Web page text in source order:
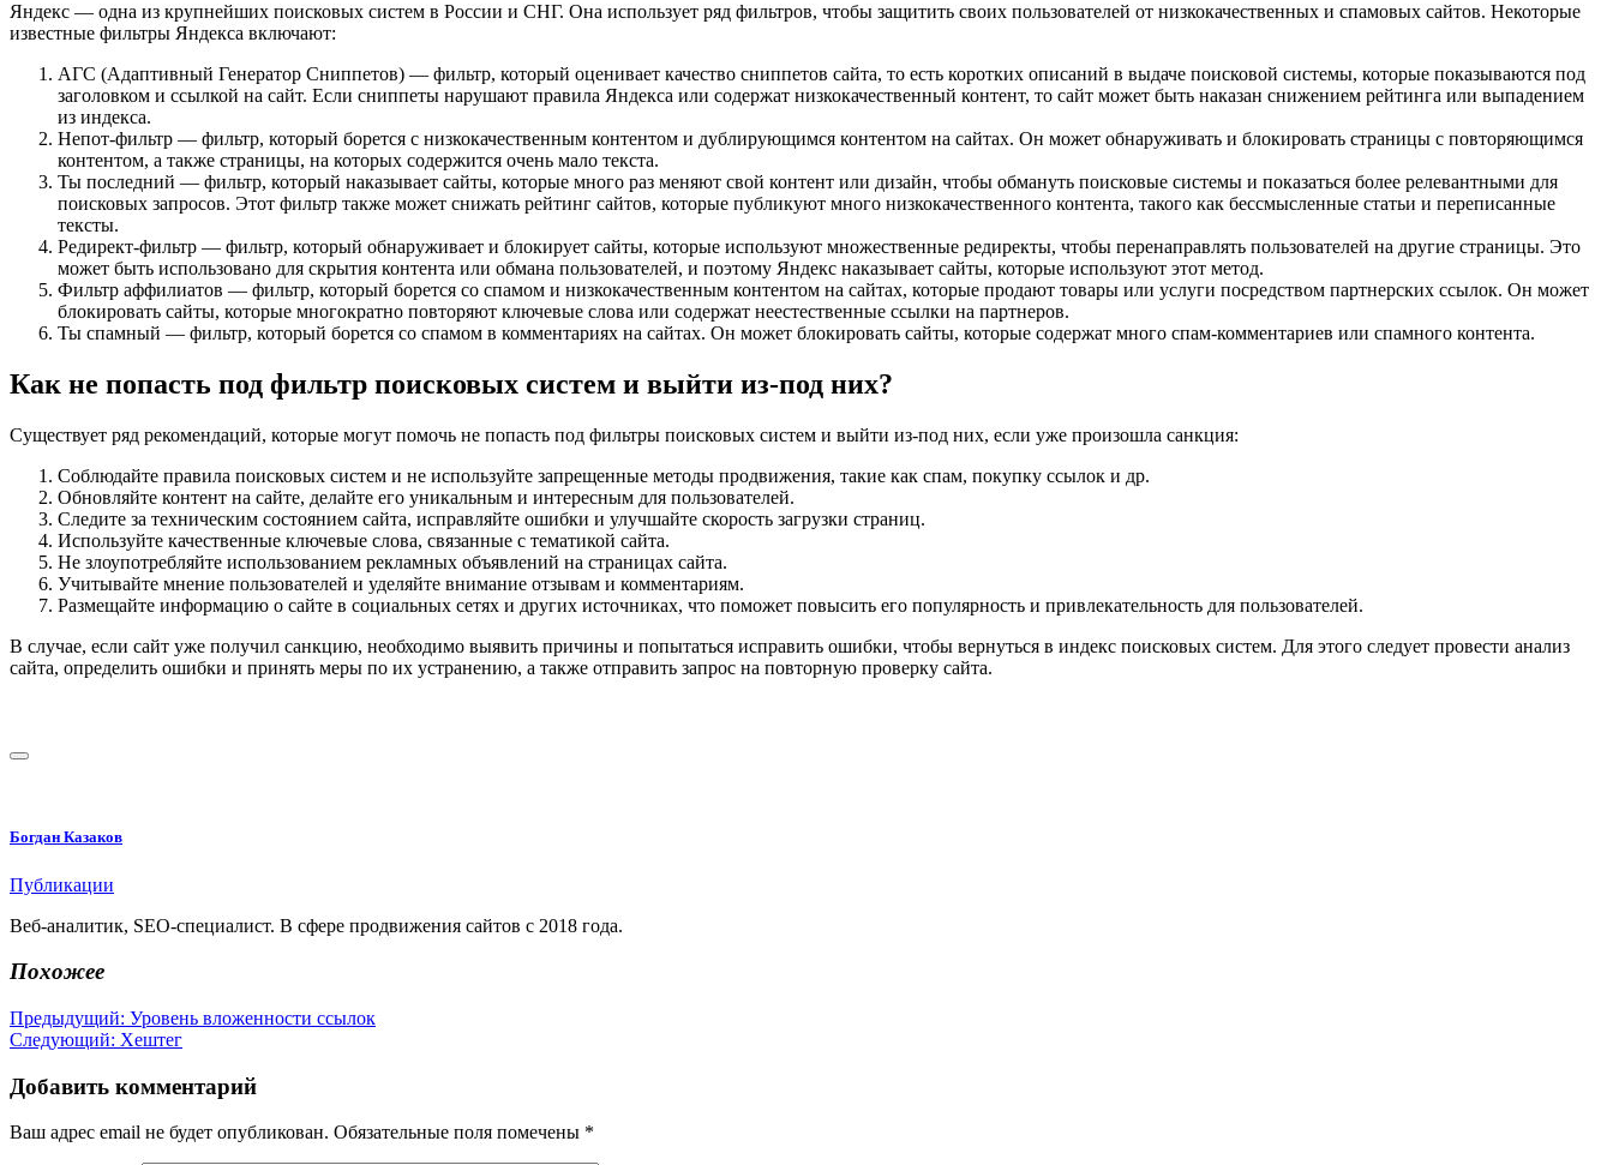
Яндекс — одна из крупнейших поисковых систем в России и СНГ. Она использует ряд фильтров, чтобы защитить своих пользователей от низкокачественных и спамовых сайтов. Некоторые
известные фильтры Яндекса включают:
АГС (Адаптивный Генератор Сниппетов) — фильтр, который оценивает качество сниппетов сайта, то есть коротких описаний в выдаче поисковой системы, которые показываются под
заголовком и ссылкой на сайт. Если сниппеты нарушают правила Яндекса или содержат низкокачественный контент, то сайт может быть наказан снижением рейтинга или выпадением
из индекса.
Непот-фильтр — фильтр, который борется с низкокачественным контентом и дублирующимся контентом на сайтах. Он может обнаруживать и блокировать страницы с повторяющимся
контентом, а также страницы, на которых содержится очень мало текста.
Ты последний — фильтр, который наказывает сайты, которые много раз меняют свой контент или дизайн, чтобы обмануть поисковые системы и показаться более релевантными для
поисковых запросов. Этот фильтр также может снижать рейтинг сайтов, которые публикуют много низкокачественного контента, такого как бессмысленные статьи и переписанные
тексты.
Редирект-фильтр — фильтр, который обнаруживает и блокирует сайты, которые используют множественные редиректы, чтобы перенаправлять пользователей на другие страницы. Это
может быть использовано для скрытия контента или обмана пользователей, и поэтому Яндекс наказывает сайты, которые используют этот метод.
Фильтр аффилиатов — фильтр, который борется со спамом и низкокачественным контентом на сайтах, которые продают товары или услуги посредством партнерских ссылок. Он может
блокировать сайты, которые многократно повторяют ключевые слова или содержат неестественные ссылки на партнеров.
Ты спамный — фильтр, который борется со спамом в комментариях на сайтах. Он может блокировать сайты, которые содержат много спам-комментариев или спамного контента.
Как не попасть под фильтр поисковых систем и выйти из-под них?
Существует ряд рекомендаций, которые могут помочь не попасть под фильтры поисковых систем и выйти из-под них, если уже произошла санкция:
Соблюдайте правила поисковых систем и не используйте запрещенные методы продвижения, такие как спам, покупку ссылок и др.
Обновляйте контент на сайте, делайте его уникальным и интересным для пользователей.
Следите за техническим состоянием сайта, исправляйте ошибки и улучшайте скорость загрузки страниц.
Используйте качественные ключевые слова, связанные с тематикой сайта.
Не злоупотребляйте использованием рекламных объявлений на страницах сайта.
Учитывайте мнение пользователей и уделяйте внимание отзывам и комментариям.
Размещайте информацию о сайте в социальных сетях и других источниках, что поможет повысить его популярность и привлекательность для пользователей.
В случае, если сайт уже получил санкцию, необходимо выявить причины и попытаться исправить ошибки, чтобы вернуться в индекс поисковых систем. Для этого следует провести анализ
сайта, определить ошибки и принять меры по их устранению, а также отправить запрос на повторную проверку сайта.
Богдан Казаков
Публикации
Веб-аналитик, SEO-специалист. В сфере продвижения сайтов с 2018 года.
Похожее
Навигация
по
записям
Предыдущий: Предыдущая
запись:
Уровень вложенности ссылок
Следующий: Следующая
Хештег
Добавить комментарий
Ваш адрес email не будет опубликован. Обязательные поля помечены *